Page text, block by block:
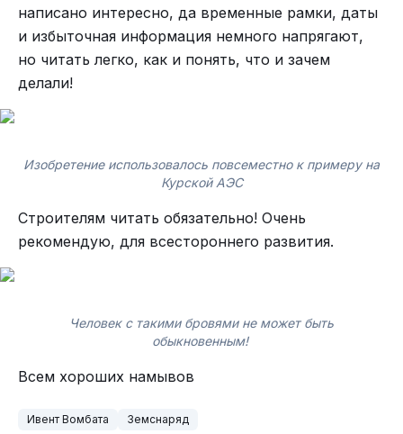
написано интересно, да временные рамки, даты
и избыточная информация немного напрягают,
но читать легко, как и понять, что и зачем
делали!
Изобретение использовалось повсеместно к примеру на
Курской АЭС
Строителям читать обязательно! Очень
рекомендую, для всестороннего развития.
Человек с такими бровями не может быть
обыкновенным!
Всем хороших намывов
Ивент Вомбата Земснаряд